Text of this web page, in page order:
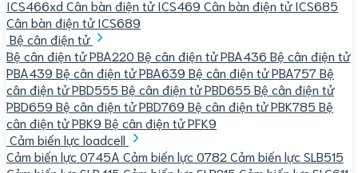
ICS466xd Cân bàn điện tử ICS469 Cân bàn điện tử ICS685
Cân bàn điện tử ICS689
Bệ cân điện tử
Bệ cân điện tử PBA220 Bệ cân điện tử PBA436 Bệ cân điện tử
PBA439 Bệ cân điện tử PBA639 Bệ cân điện tử PBA757Bệ
cân điện tử PBD555 Bệ cân điện tử PBD655 Bệ cân điện tử
PBD659 Bệ cân điện tử PBD769 Bệ cân điện tử PBK785 Bệ
cân điện tử PBK9 Bệ cân điện tử PFK9
Cảm biến lực loadcell
Cảm biến lực 0745A Cảm biến lực 0782 Cảm biến lực SLB515